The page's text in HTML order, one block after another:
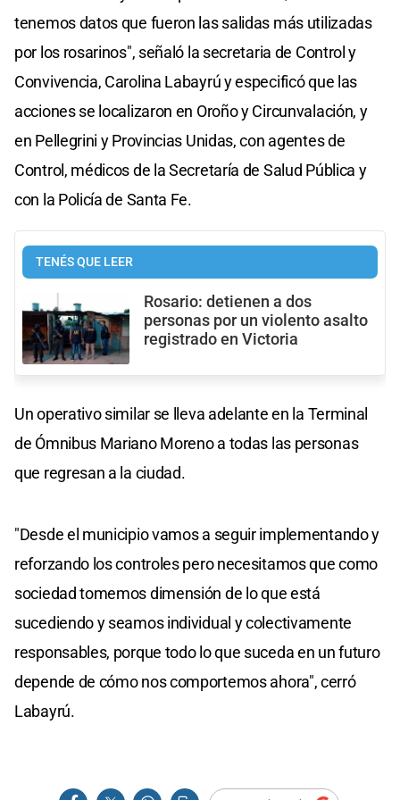
tenemos datos que fueron las salidas más utilizadas
por los rosarinos", señaló la secretaria de Control y
Convivencia, Carolina Labayrú y especificó que las
acciones se localizaron en Oroño y Circunvalación, y
en Pellegrini y Provincias Unidas, con agentes de
Control, médicos de la Secretaría de Salud Pública y
con la Policía de Santa Fe.
TENÉS QUE LEER
Rosario: detienen a dos
personas por un violento asalto
registrado en Victoria
Un operativo similar se lleva adelante en la Terminal
de Ómnibus Mariano Moreno a todas las personas
que regresan a la ciudad.
"Desde el municipio vamos a seguir implementando y
reforzando los controles pero necesitamos que como
sociedad tomemos dimensión de lo que está
sucediendo y seamos individual y colectivamente
responsables, porque todo lo que suceda en un futuro
depende de cómo nos comportemos ahora", cerró
Labayrú.